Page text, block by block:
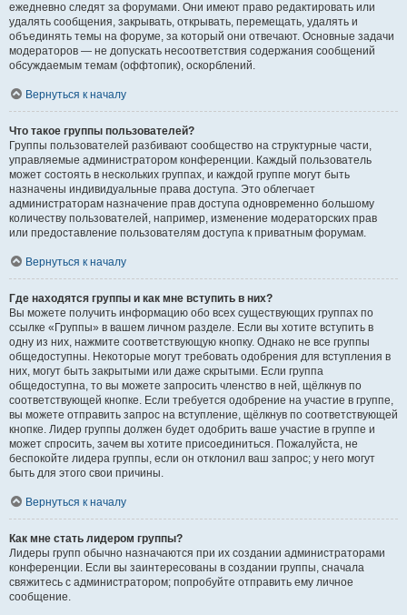
ежедневно следят за форумами. Они имеют право редактировать или
удалять сообщения, закрывать, открывать, перемещать, удалять и
объединять темы на форуме, за который они отвечают. Основные задачи
модераторов — не допускать несоответствия содержания сообщений
обсуждаемым темам (оффтопик), оскорблений.
Вернуться к началу
Что такое группы пользователей?
Группы пользователей разбивают сообщество на структурные части,
управляемые администратором конференции. Каждый пользователь
может состоять в нескольких группах, и каждой группе могут быть
назначены индивидуальные права доступа. Это облегчает
администраторам назначение прав доступа одновременно большому
количеству пользователей, например, изменение модераторских прав
или предоставление пользователям доступа к приватным форумам.
Вернуться к началу
Где находятся группы и как мне вступить в них?
Вы можете получить информацию обо всех существующих группах по
ссылке «Группы» в вашем личном разделе. Если вы хотите вступить в
одну из них, нажмите соответствующую кнопку. Однако не все группы
общедоступны. Некоторые могут требовать одобрения для вступления в
них, могут быть закрытыми или даже скрытыми. Если группа
общедоступна, то вы можете запросить членство в ней, щёлкнув по
соответствующей кнопке. Если требуется одобрение на участие в группе,
вы можете отправить запрос на вступление, щёлкнув по соответствующей
кнопке. Лидер группы должен будет одобрить ваше участие в группе и
может спросить, зачем вы хотите присоединиться. Пожалуйста, не
беспокойте лидера группы, если он отклонил ваш запрос; у него могут
быть для этого свои причины.
Вернуться к началу
Как мне стать лидером группы?
Лидеры групп обычно назначаются при их создании администраторами
конференции. Если вы заинтересованы в создании группы, сначала
свяжитесь с администратором; попробуйте отправить ему личное
сообщение.